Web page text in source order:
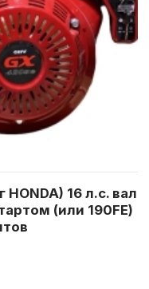
16 л.с. вал
(или 190FE)